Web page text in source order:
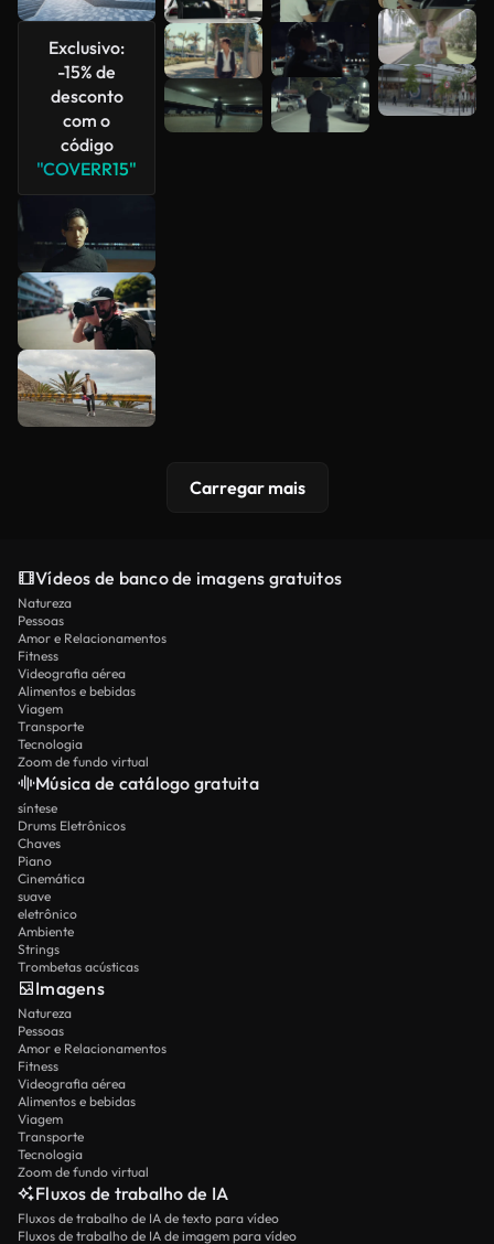
Exclusivo:
-15% de
desconto
com o
código
"COVERR15"
Carregar mais
Vídeos de banco de imagens gratuitos
Natureza
Pessoas
Amor e Relacionamentos
Fitness
Videografia aérea
Alimentos e bebidas
Viagem
Transporte
Tecnologia
Zoom de fundo virtual
Música de catálogo gratuita
síntese
Drums Eletrônicos
Chaves
Piano
Cinemática
suave
eletrônico
Ambiente
Strings
Trombetas acústicas
Imagens
Natureza
Pessoas
Amor e Relacionamentos
Fitness
Videografia aérea
Alimentos e bebidas
Viagem
Transporte
Tecnologia
Zoom de fundo virtual
Fluxos de trabalho de IA
Fluxos de trabalho de IA de texto para vídeo
Fluxos de trabalho de IA de imagem para vídeo